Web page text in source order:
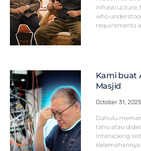
infrastructure,
who
requirements
Kami buat
Masjid
October 31, 2025
Dahulu
tahu atau
Interacking